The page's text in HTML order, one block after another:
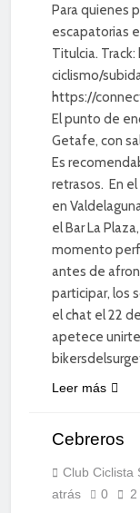
Para quienes
escapatorias
Titulcia.
ciclismo/
https://
El punto de
Getafe, con
Es
retrasos. En
en
el Bar La
momento
antes de
participar, los
el chat el 22
apetece
Leer más
DEPORTE
DIVERSIÓN
ENTRENAMIENTO
Cebreros
Club Ciclista
atrás
0